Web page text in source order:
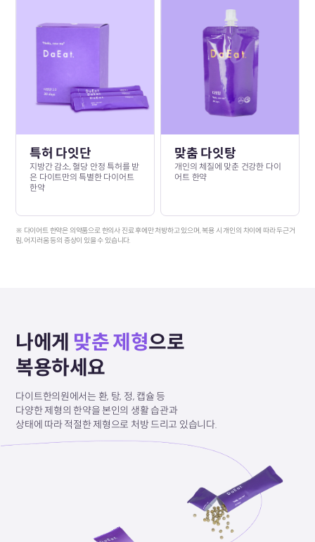
특허 다잇단
지방간 감소, 혈당 안정 특허를 받
은 다이트만의 특별한 다이어트
한약
맞춤 다잇탕
개인의 체질에 맞춘 건강한 다이
어트 한약
※ 다이어트 한약은 의약품으로 한의사 진료 후에만 처방하고 있으며, 복용 시 개인의 차이에 따라 두근거
림, 어지러움 등의 증상이 있을 수 있습니다.
나에게 맞춘 제형으로
복용하세요
다이트한의원에서는 환, 탕, 정, 캡슐 등
다양한 제형의 한약을 본인의 생활 습관과
상태에 따라적절한 제형으로 처방 드리고 있습니다.